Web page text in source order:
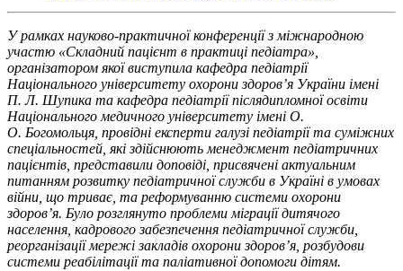
У рамках науково-практичної конференції з міжнародною
участю «Складний пацієнт в практиці педіатра»,
організатором якої виступила кафедра педіатрії
Національного університету охорони здоров’я України імені
П. Л. Шупика та кафедра педіатрії післядипломної освіти
Національного медичного університету імені О.
О. Богомольця, провідні експерти галузі педіатрії та суміжних
спеціальностей, які здійснюють мене­джмент педіатричних
пацієнтів, представили доповіді, присвячені актуальним
питанням розвитку педіатричної служби в Україні в умовах
війни, що триває, та реформуванню системи охорони
здоров’я. Було розглянуто проблеми міграції дитячого
населення, кадрового забезпечення педіатричної служби,
реорганізації мережі закладів охорони здоров’я, розбудови
системи реабілітації та паліативної допомоги дітям.